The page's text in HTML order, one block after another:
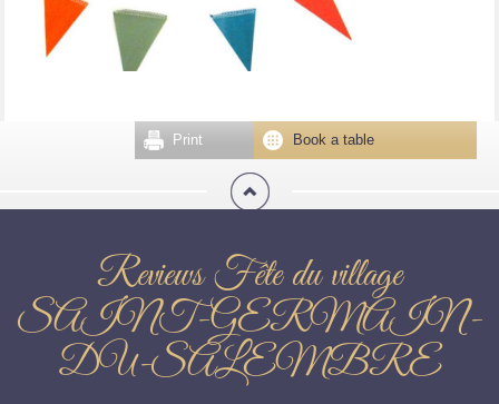
Book a table
Print
Reviews Fête du village
SAINT-GERMAIN-
DU-SALEMBRE